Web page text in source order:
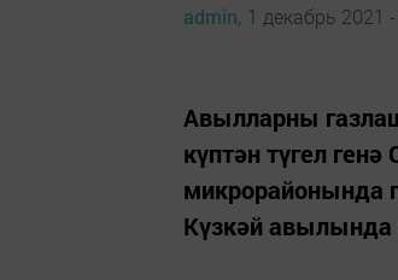
admin, 1 декабрь 2021
Авылларны
күптән түгел
микрорайонында
Күзкәй авылында